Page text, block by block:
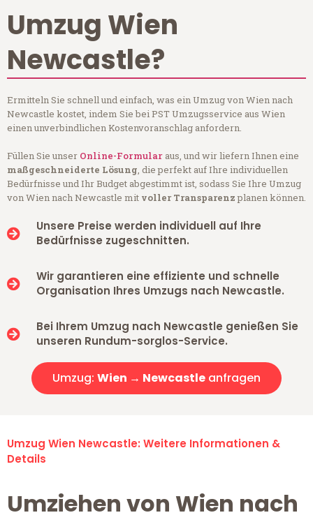
Umzug Wien
Newcastle?
Ermitteln Sie schnell und einfach, was ein Umzug von Wien nach
Newcastle kostet, indem Sie bei PST Umzugsservice aus Wien
einen unverbindlichen Kostenvoranschlag anfordern.
Füllen Sie unser Online-Formular aus, und wir liefern Ihnen eine
maßgeschneiderte Lösung, die perfekt auf Ihre individuellen
Bedürfnisse und Ihr Budget abgestimmt ist, sodass Sie Ihre Umzug
von Wien nach Newcastle mit voller Transparenzplanen können.
Unsere Preise werden individuell auf Ihre
Bedürfnisse zugeschnitten.
Wir garantieren eine effiziente und schnelle
Organisation Ihres Umzugs nach Newcastle.
Bei Ihrem Umzug nach Newcastle genießen Sie
unseren Rundum-sorglos-Service.
Umzug: Wien → Newcastle anfragen
Umzug Wien Newcastle: Weitere Informationen &
Details
Umziehen von Wien nach